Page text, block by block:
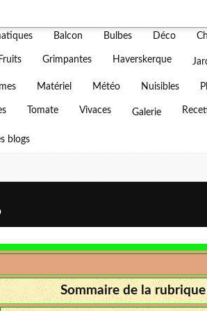
Blog d'un jardin
Vous trouverez ici tout sur
Balcon Bulbes Déco
Fruits Grimpantes Haverskerque
Matériel Météo Nuisibles
Tomate Vivaces Galerie
blogs
Sommaire de la